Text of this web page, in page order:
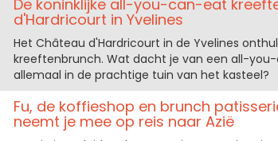
De koninklijke all-you-can-eat
d'Hardricourt in Yvelines
Het Château d'Hardricourt in de Yvelines
kreeftenbrunch. Wat dacht je van een all-
allemaal in de prachtige tuin van het kasteel?
Fu, de koffieshop en brunch
neemt je mee op reis naar Azië